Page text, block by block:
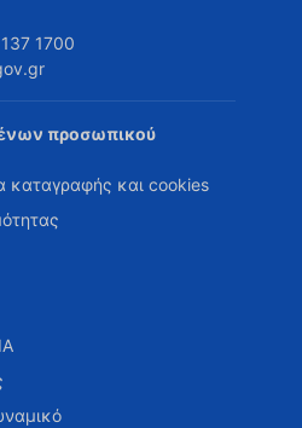
1700
προσωπικού
καταγραφής και cookies